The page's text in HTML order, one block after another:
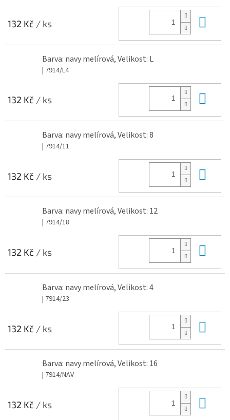
132 Kč / ks
Barva: navy melírová, Velikost: L
| 7914/L4
132 Kč / ks
Barva: navy melírová, Velikost: 8
| 7914/11
132 Kč / ks
Barva: navy melírová, Velikost: 12
| 7914/18
132 Kč / ks
Barva: navy melírová, Velikost: 4
| 7914/23
132 Kč / ks
Barva: navy melírová, Velikost: 16
| 7914/NAV
132 Kč / ks